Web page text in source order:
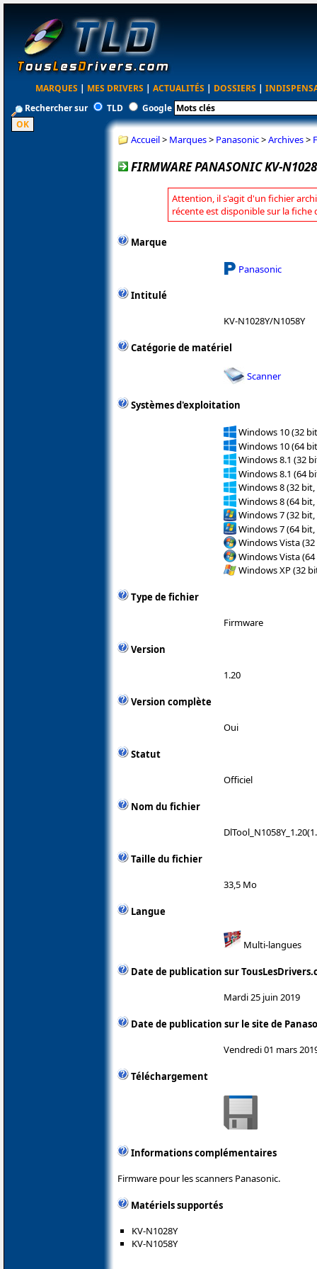
MARQUES | MES DRIVERS | ACTUALITÉS | DOSSIERS |
Rechercher sur
TLD Google
Accueil> Marques> Panasonic>Archives>
FIRMWARE PANASONIC KV-
Attention, il s'agit d'un fichier
récente est disponible sur la fiche
Marque
Panasonic
Intitulé
KV-N1028Y/N1058Y
Catégorie de matériel
Scanner
Systèmes d'exploitation
Windows 10 (32
Windows 10 (64
Windows 8.1 (32
Windows 8.1 (64
Windows 8 (32 bit,
Windows 8 (64 bit,
Windows 7 (32 bit,
Windows 7 (64 bit,
Windows Vista
Windows Vista
Windows XP (32
Type de fichier
Firmware
Version
1.20
Version complète
Oui
Statut
Officiel
Nom du fichier
Taille du fichier
33,5 Mo
Langue
Multi-langues
Date de publication sur
Mardi 25 juin 2019
Date de publication sur le site de
Vendredi 01 mars
Téléchargement
Informations complémentaires
Firmware pour les scanners Panasonic.
Matériels supportés
KV-N1028Y
KV-N1058Y